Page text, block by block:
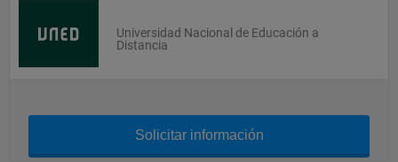
Universidad Nacional de Educación a
Distancia
Solicitar información